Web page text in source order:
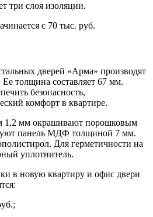
три слоя изоляции.
с 70 тыс. руб.
дверей «Арма» производят
толщина составляет 67 мм.
безопасность,
комфорт в квартире.
1,2 мм окрашивают порошковым
панель МДФ толщиной 7 мм.
Для герметичности на
уплотнитель.
в новую квартиру и офис двери